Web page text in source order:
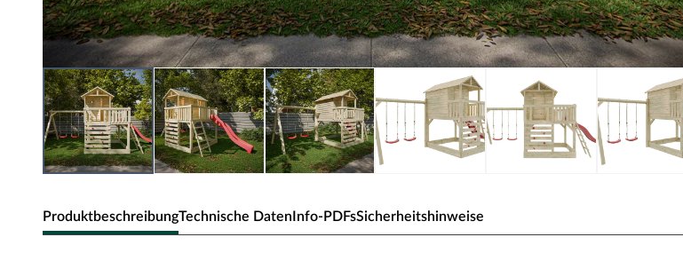
ProduktbeschreibungTechnische DatenInfo-PDFsSicherheitshinweise